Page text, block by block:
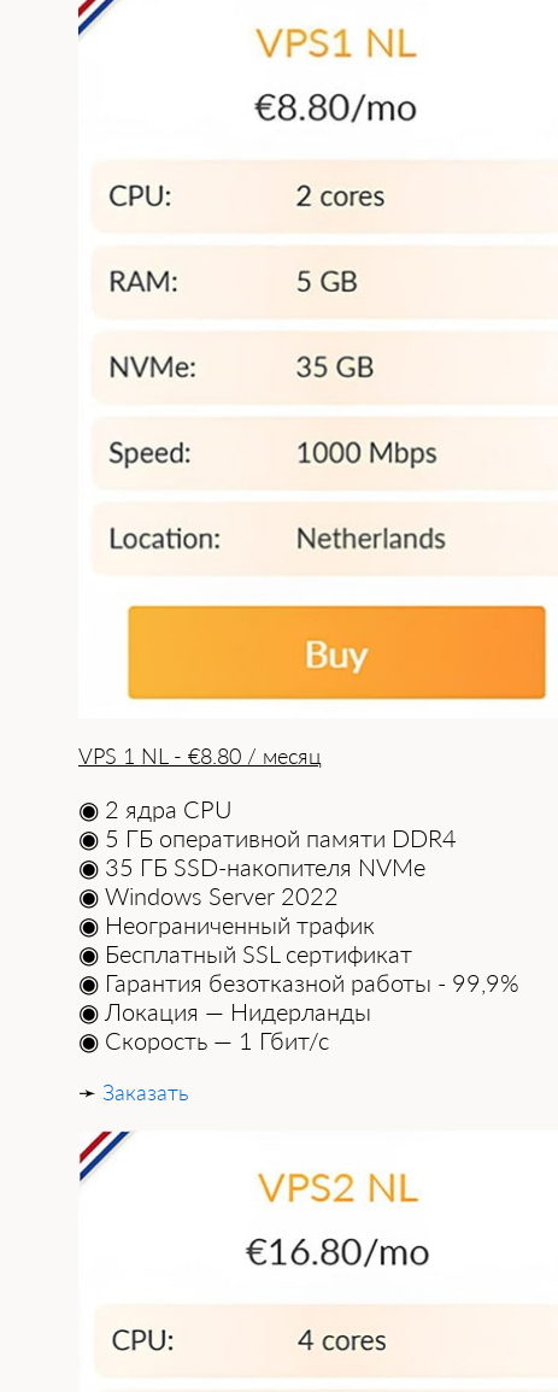
VPS 1 NL - €8.80 / месяц
◉ 2 ядра CPU
◉ 5 ГБ оперативной памяти DDR4
◉ 35 ГБ SSD-накопителя NVMe
◉ Windows Server 2022
◉ Неограниченный трафик
◉ Бесплатный SSL сертификат
◉ Гарантия безотказной работы - 99,9%
◉ Локация — Нидерланды
◉ Скорость — 1 Гбит/с
➛ Заказать